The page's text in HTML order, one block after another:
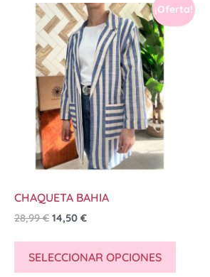
¡Oferta!
CHAQUETA BAHIA
28,99€ 14,50 €
SELECCIONAR OPCIONES